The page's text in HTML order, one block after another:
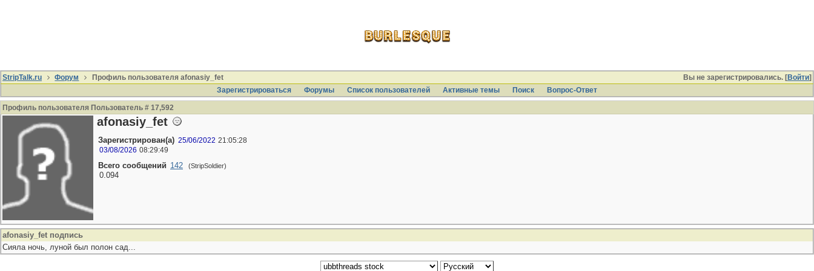
Вы не зарегистрировались. [Войти]
StripTalk.ru Форум
Профиль пользователя afonasiy_fet
Зарегистрироваться
Форумы Список пользователей Активные темы Поиcк Вопрос-Ответ
Профиль пользователя Пользователь # 17,592
afonasiy_fet
Зарегистрирован(а) 25/06/2022 21:05:28
03/08/2026 08:29:49
Всего сообщений 142 (StripSoldier)
0.094
afonasiy_fet подпись
Сияла ночь, луной был полон сад...